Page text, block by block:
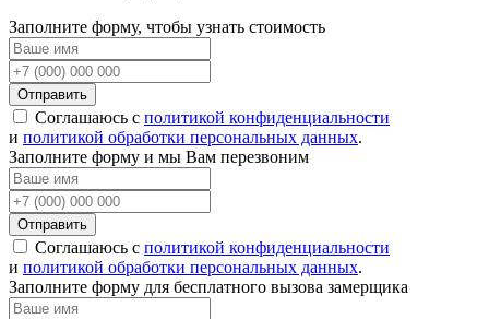
Заполните форму, чтобы узнать стоимость
Отправить
Соглашаюсь с политикой конфиденциальности
и политикой обработки персональных данных.
Заполните форму и мы Вам перезвоним
Отправить
Соглашаюсь с политикой конфиденциальности
и политикой обработки персональных данных.
Заполните форму для бесплатного вызова замерщика